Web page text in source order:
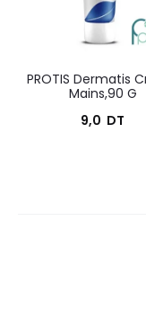
PROTIS Dermatis
Mains,90 G
9,0 DT